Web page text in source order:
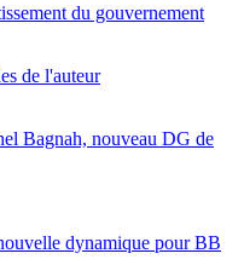
du gouvernement
de l'auteur
Bagnah, nouveau DG de
dynamique pour BB